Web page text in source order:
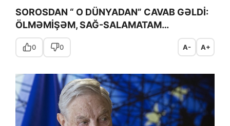
SOROSDAN “ O DÜNYADAN” CAVAB GƏLDİ:
ÖLMƏMİŞƏM, SAĞ-SALAMATAM…
0 0 A- A+